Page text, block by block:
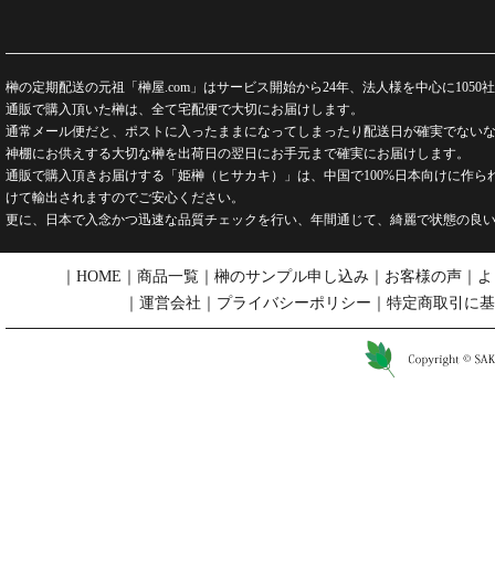
榊の定期配送の元祖「榊屋.com」はサービス開始から24年、法人様を中心に
通販で購入頂いた榊は、全て宅配便で大切にお届けします。
通常メール便だと、ポストに入ったままになってしまったり配送日が確実でない
神棚にお供えする大切な榊を出荷日の翌日にお手元まで確実にお届けします。
通販で購入頂きお届けする「姫榊（ヒサカキ）」は、中国で100%日本向けに作
けて輸出されますのでご安心ください。
更に、日本で入念かつ迅速な品質チェックを行い、年間通じて、綺麗で状態の良
HOME 商品一覧｜ 榊のサンプル申し込み お客様の声｜
運営会社 プライバシーポリシー 特定商取引に